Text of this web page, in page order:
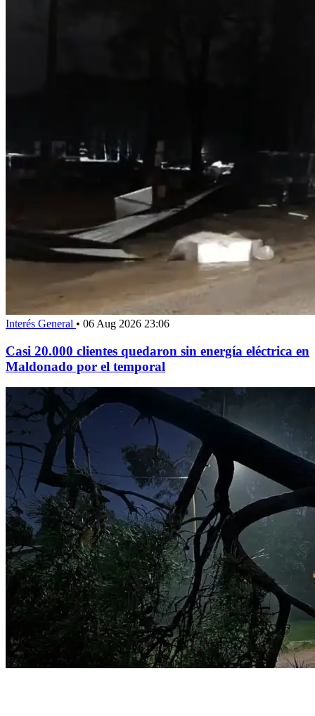
Interés General • 06 Aug 2026 23:06
Casi 20.000 clientes quedaron sin energía eléctrica en
Maldonado por el temporal